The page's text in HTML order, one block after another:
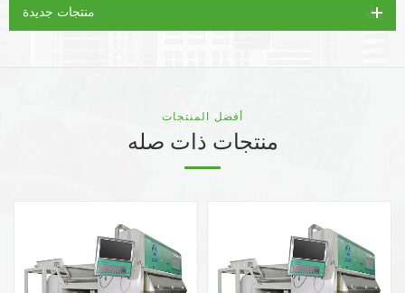
منتجات جديدة
أفضل المنتجات
منتجات ذات صله